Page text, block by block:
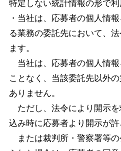
特定しない統計情報の形で利
・当社は、応募者の個人情
る業務の委託先において、
ます。
当社は、応募者の個人情報
ことなく、当該委託先以外
ありません。
ただし、法令により開示を
込み時に応募者より開示が許
または裁判所・警察署等